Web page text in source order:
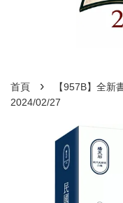
首頁 ›
【957B】全新
2024/02/27